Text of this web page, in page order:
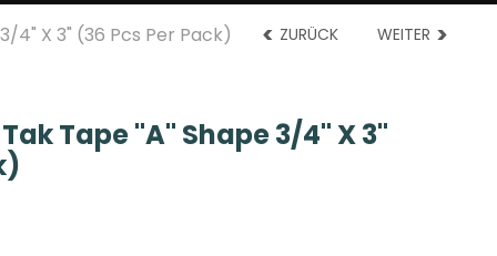
4" X 3" (36 Pcs Per Pack) ZURÜCK WEITER
Tape "A" Shape 3/4" X 3"